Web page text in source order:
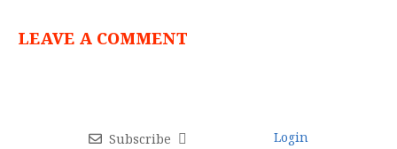
LEAVE A COMMENT
Subscribe Login